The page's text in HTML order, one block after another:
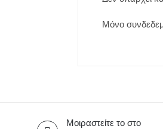
Μόνο
Μοιραστείτε το στο